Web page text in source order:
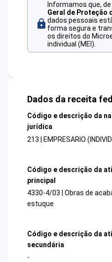
Informamos que,
Geral de Proteção
dados pessoais
forma segura e
os direitos do
individual (MEI).
Dados da receita
Código e descrição da
jurídica
213 | EMPRESARIO
Código e descrição da
principal
4330-4/03 | Obras de
estuque
Código e descrição da
secundária
-